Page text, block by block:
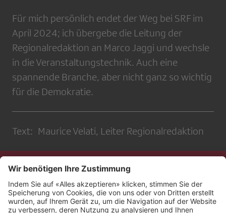
Für mich persönlich endet der Weg bei SRF im
April 2024; ich übergebe die Leitung der
Regionalredaktion an Marco Jaggi und wechsle
in die Veranstaltungstechnik. Auch eine
spannende Branche, aber nicht ganz so wichtig
für die Demokratie.
Text: Maurice Velati, Leiter Regionalredaktion
Kontakt
Impressum